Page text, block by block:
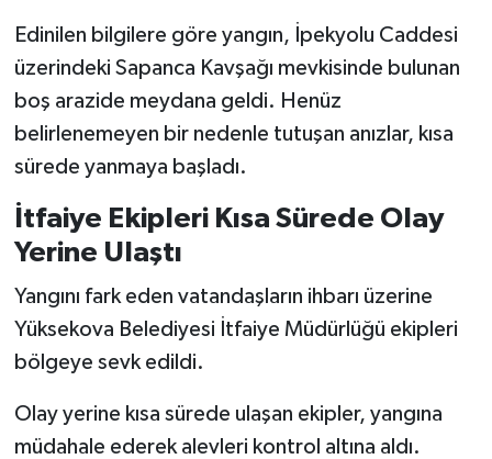
Edinilen bilgilere göre yangın, İpekyolu Caddesi
üzerindeki Sapanca Kavşağı mevkisinde bulunan
boş arazide meydana geldi. Henüz
belirlenemeyen bir nedenle tutuşan anızlar, kısa
sürede yanmaya başladı.
İtfaiye Ekipleri Kısa Sürede Olay
Yerine Ulaştı
Yangını fark eden vatandaşların ihbarı üzerine
Yüksekova Belediyesi İtfaiye Müdürlüğü ekipleri
bölgeye sevk edildi.
Olay yerine kısa sürede ulaşan ekipler, yangına
müdahale ederek alevleri kontrol altına aldı.
YAŞAM